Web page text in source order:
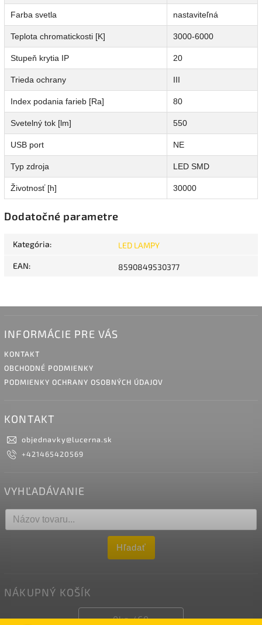
Farba svetla nastaviteľná
Teplota chromatickosti [K] 3000-6000
Stupeň krytia IP 20
Trieda ochrany III
Index podania farieb [Ra] 80
Svetelný tok [lm] 550
USB port NE
Typ zdroja LED SMD
Životnosť [h] 30000
Dodatočné parametre
Kategória: LED LAMPY
EAN: 8590849530377
INFORMÁCIE PRE VÁS
KONTAKT
OBCHODNÉ PODMIENKY
PODMIENKY OCHRANY OSOBNÝCH ÚDAJOV
KONTAKT
objednavky@lucerna.sk
+421465420569
VYHĽADÁVANIE
Hľadať
NÁKUPNÝ KOŠÍK
0ks /€0